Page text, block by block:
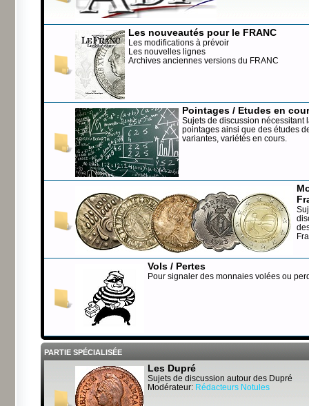
Les nouveautés pour le FRANC
Les modifications à prévoir
Les nouvelles lignes
Archives anciennes versions du FRANC
Pointages / Etudes en
Sujets de discussion nécessitant
pointages ainsi que des études
variantes, variétés en cours.
Vols / Pertes
Pour signaler des monnaies volées ou
PARTIE SPÉCIALISÉE
Les Dupré
Sujets de discussion autour des Dupré
Modérateur: Rédacteurs Notules